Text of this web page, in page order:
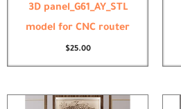
3D panel_G61_AY_STL
model for CNC router
$25.00